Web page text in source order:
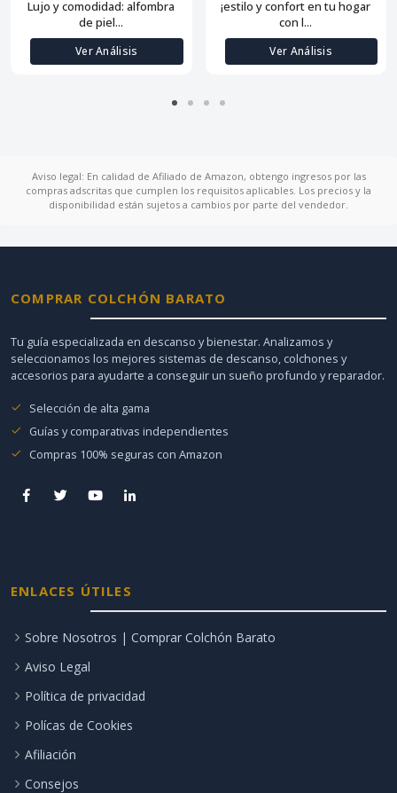
Lujo y comodidad: alfombra
de piel...
Ver Análisis
¡estilo y confort en tu hogar
con l...
Ver Análisis
Aviso legal: En calidad de Afiliado de Amazon, obtengo ingresos por las
compras adscritas que cumplen los requisitos aplicables. Los precios y la
disponibilidad están sujetos a cambios por parte del vendedor.
COMPRAR COLCHÓN BARATO
Tu guía especializada en descanso y bienestar. Analizamos y
seleccionamos los mejores sistemas de descanso, colchones y
accesorios para ayudarte a conseguir un sueño profundo y reparador.
Selección de alta gama
Guías y comparativas independientes
Compras 100% seguras con Amazon
ENLACES ÚTILES
Sobre Nosotros | Comprar Colchón Barato
Aviso Legal
Política de privacidad
Polícas de Cookies
Afiliación
Consejos